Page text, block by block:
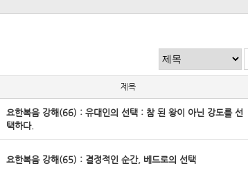
제목
요한복음 강해(66) : 유대인의 선택 : 참 된 왕이 아닌 강도를 선
택하다.
요한복음 강해(65) : 결정적인 순간, 베드로의 선택